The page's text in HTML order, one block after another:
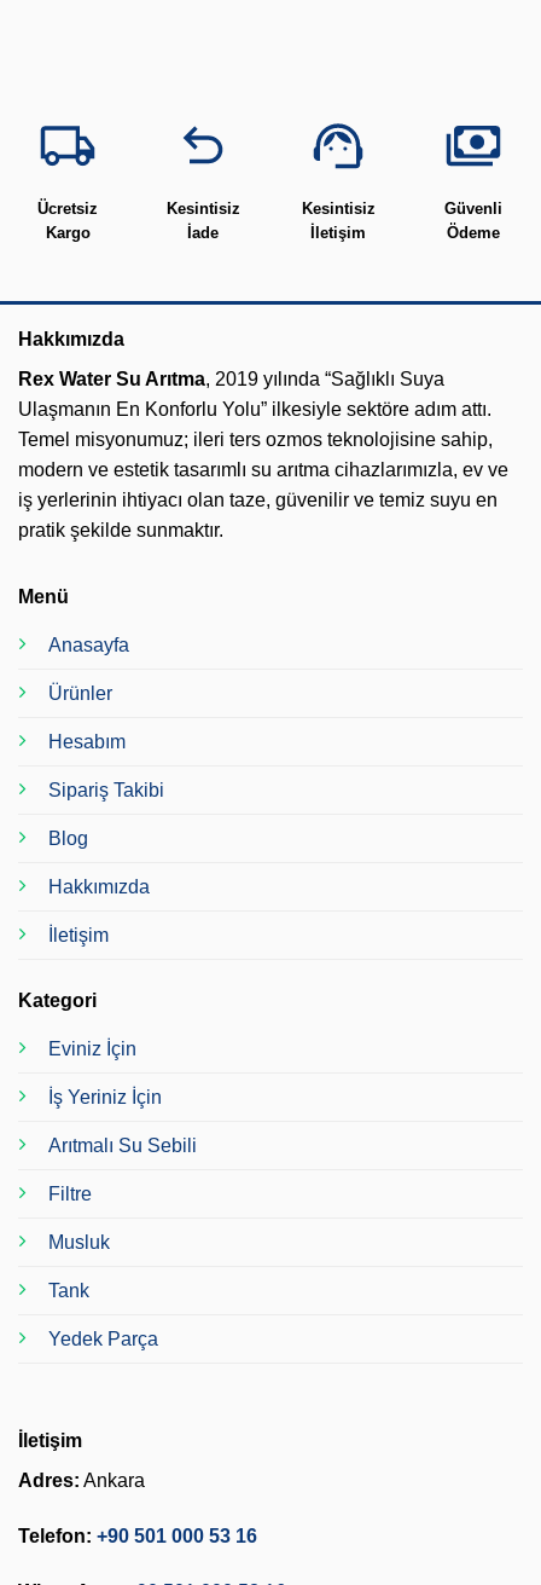
Ücretsiz
Kargo
Kesintisiz
İade
Kesintisiz
İletişim
Güvenli
Ödeme
Hakkımızda
Rex Water Su Arıtma, 2019 yılında “Sağlıklı Suya
Ulaşmanın En Konforlu Yolu” ilkesiyle sektöre adım attı.
Temel misyonumuz; ileri ters ozmos teknolojisine sahip,
modern ve estetik tasarımlı su arıtma cihazlarımızla, ev ve
iş yerlerinin ihtiyacı olan taze, güvenilir ve temiz suyu en
pratik şekilde sunmaktır.
Menü
Anasayfa
Ürünler
Hesabım
Sipariş Takibi
Blog
Hakkımızda
İletişim
Kategori
Eviniz İçin
İş Yeriniz İçin
Arıtmalı Su Sebili
Filtre
Musluk
Tank
Yedek Parça
İletişim
Adres: Ankara
Telefon: +90 501 000 53 16